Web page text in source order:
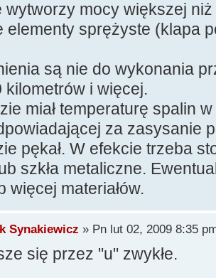
wytworzy mocy większej
elementy sprężyste (klapa
są nie do wykonania
kilometrów i więcej.
miał temperaturę spalin
za zasysanie
pękał. W efekcie trzeba
szkła metaliczne.
więcej materiałów.
Synakiewicz » Pn lut 02, 2009 8:35
się przez "u" zwykłe.